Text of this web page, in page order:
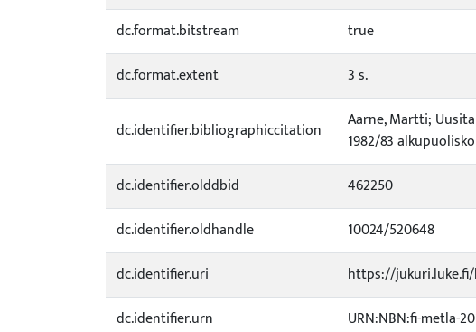
dc.format.bitstream
true
dc.format.extent
3 s.
dc.identifier.bibliographiccitation
Aarne, Martti;
1982/83
dc.identifier.olddbid
462250
dc.identifier.oldhandle
10024/520648
dc.identifier.uri
https://jukuri.luke.fi/
dc.identifier.urn
URN:NBN:fi-metla-